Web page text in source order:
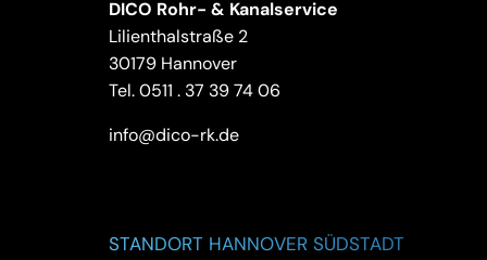
DICO Rohr- & Kanalservice
Lilienthalstraße 2
30179 Hannover
Tel.0511 . 37 39 74 06
info@dico-rk.de
STANDORT HANNOVER SÜDSTADT